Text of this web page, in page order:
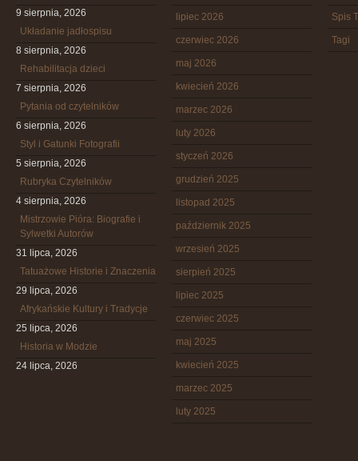
9 sierpnia, 2026
Układanie jadłospisu
8 sierpnia, 2026
Rehabilitacja dzieci
7 sierpnia, 2026
Pytania od czytelników
6 sierpnia, 2026
Styl i Gatunki Fotografii
5 sierpnia, 2026
Rubryka Czytelników
4 sierpnia, 2026
Mistrzowie Pióra: Biografie i
Sylwetki Autorów
31 lipca, 2026
Tatuażowe Historie i Znaczenia
29 lipca, 2026
Afrykańskie Kultury i Tradycje
25 lipca, 2026
Historia w Modzie
24 lipca, 2026
lipiec 2026
czerwiec 2026
maj 2026
kwiecień 2026
marzec 2026
luty 2026
styczeń 2026
grudzień 2025
listopad 2025
październik 2025
wrzesień 2025
sierpień 2025
lipiec 2025
czerwiec 2025
maj 2025
kwiecień 2025
marzec 2025
luty 2025
Spis
Tagi